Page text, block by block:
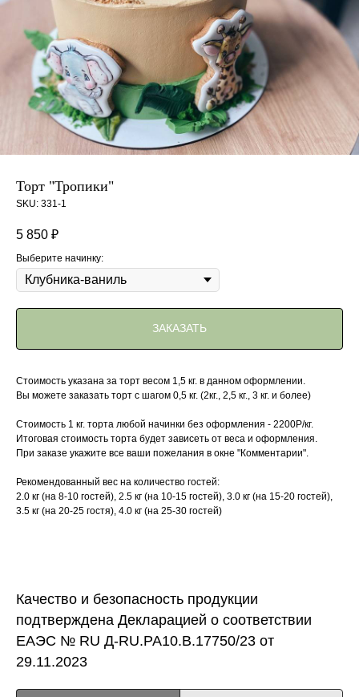
Торт "Тропики"
SKU: 331-1
5 850 ₽
Выберите начинку:
ЗАКАЗАТЬ
Стоимость указана за торт весом 1,5 кг. в данном оформлении.
Вы можете заказать торт с шагом 0,5 кг. (2кг., 2,5 кг., 3 кг. и более)
Стоимость 1 кг. торта любой начинки без оформления - 2200Р/кг.
Итоговая стоимость торта будет зависеть от веса и оформления.
При заказе укажите все ваши пожелания в окне "Комментарии".
Рекомендованный вес на количество гостей:
2.0 кг (на 8-10 гостей), 2.5 кг (на 10-15 гостей), 3.0 кг (на 15-20 гостей),
3.5 кг (на 20-25 гостя), 4.0 кг (на 25-30 гостей)
Качество и безопасность продукции
подтверждена Декларацией о соответствии
ЕАЭС № RU Д-RU.PA10.B.17750/23 от
29.11.2023